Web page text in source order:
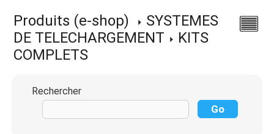
Produits pour transporteurs
Formations
Actualité
Support Download
Liens
Contact
Produits (e-shop)
SYSTEMES
DE TELECHARGEMENT
KITS
COMPLETS
Rechercher